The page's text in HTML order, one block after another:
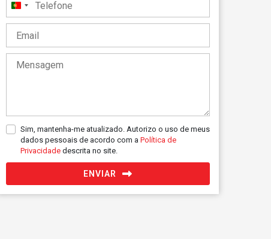
Portugal
+351
Sim, mantenha-me atualizado. Autorizo o uso de meus
dados pessoais de acordo com a Política de
Privacidade descrita no site.
ENVIAR